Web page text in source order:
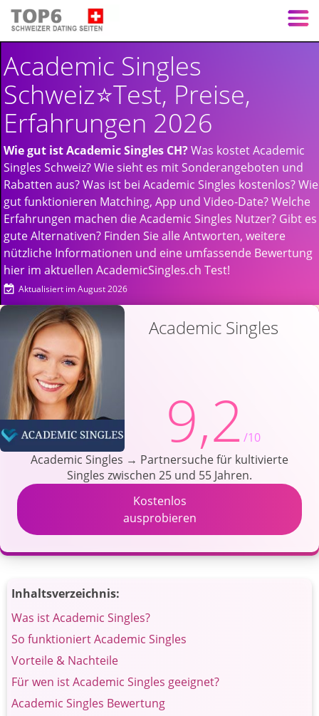
Academic Singles
Schweiz⭐️Test, Preise,
Erfahrungen 2026
Wie gut ist Academic Singles CH?Was kostet Academic
Singles Schweiz? Wie sieht es mit Sonderangeboten und
Rabatten aus? Was ist bei Academic Singles kostenlos? Wie
gut funktionieren Matching, App und Video-Date? Welche
Erfahrungen machen die Academic Singles Nutzer? Gibt es
gute Alternativen? Finden Sie alle Antworten, weitere
nützliche Informationen und eine umfassende Bewertung
hier im aktuellen AcademicSingles.ch Test!
Aktualisiert im August 2026
Academic Singles
9,2 /10
Academic Singles → Partnersuche für kultivierte
Singles zwischen 25 und 55 Jahren.
Kostenlos
ausprobieren
Inhaltsverzeichnis:
Was ist Academic Singles?
So funktioniert Academic Singles
Vorteile & Nachteile
Für wen ist Academic Singles geeignet?
Academic Singles Bewertung